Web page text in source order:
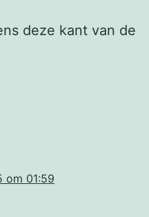
deze kant van de
om 01:59